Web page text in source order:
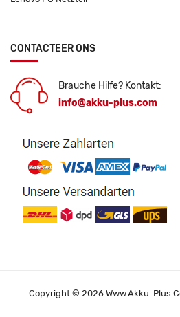
CONTACTEER ONS
Brauche Hilfe? Kontakt:
info@akku-plus.com
Copyright © 2026 Www.akku-